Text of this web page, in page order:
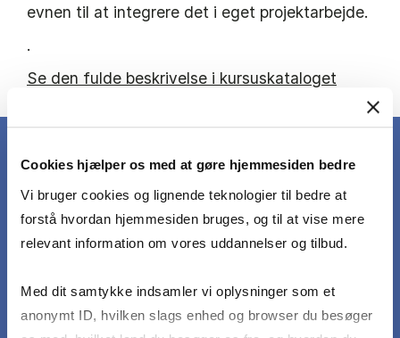
Cookies hjælper os med at gøre hjemmesiden bedre
Vi bruger cookies og lignende teknologier til bedre at
forstå hvordan hjemmesiden bruges, og til at vise mere
relevant information om vores uddannelser og tilbud.
Med dit samtykke indsamler vi oplysninger som et
anonymt ID, hvilken slags enhed og browser du besøger
evnen til at integrere det i eget projektarbejde.
.
Se den fulde beskrivelse i kursuskataloget
DET LÆRER DU
Identificere de basale ontologiske og